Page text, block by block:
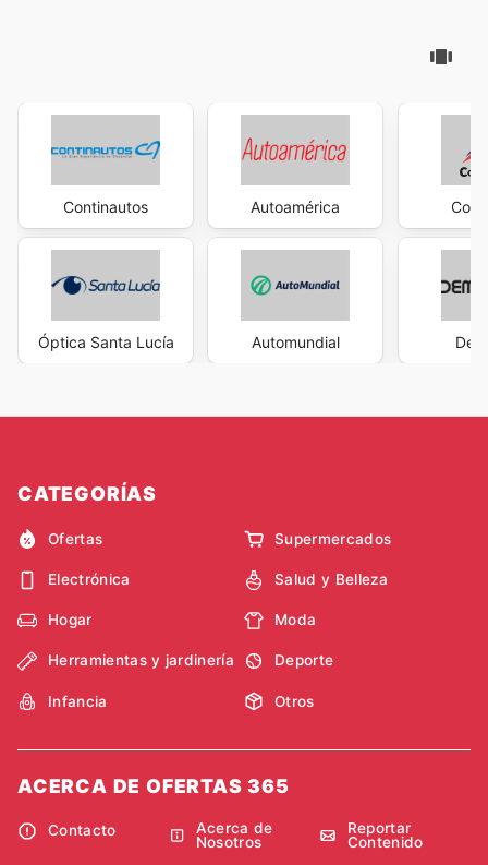
Continautos
Óptica Santa Lucía
Autoamérica
Automundial
CATEGORÍAS
Ofertas Supermercados
Electrónica Salud y Belleza
Hogar Moda
Herramientas y jardinería Deporte
Infancia Otros
ACERCA DE OFERTAS 365
Contacto
Acerca de
Nosotros
Reportar
Contenido